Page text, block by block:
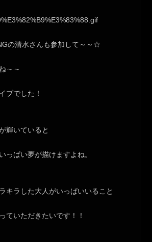
の清水さんも参加して～～☆
～～
ブでした！
輝いていると
っぱい夢が描けますよね。
キラした大人がいっぱいいること
ていただきたいです！！